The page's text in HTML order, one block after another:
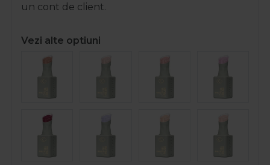
un cont de client.
Vezi alte optiuni